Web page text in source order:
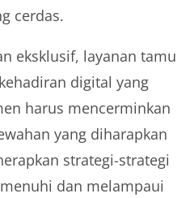
cerdas.
eksklusif, layanan tamu
digital yang
harus mencerminkan
yang diharapkan
strategi-strategi
dan melampaui